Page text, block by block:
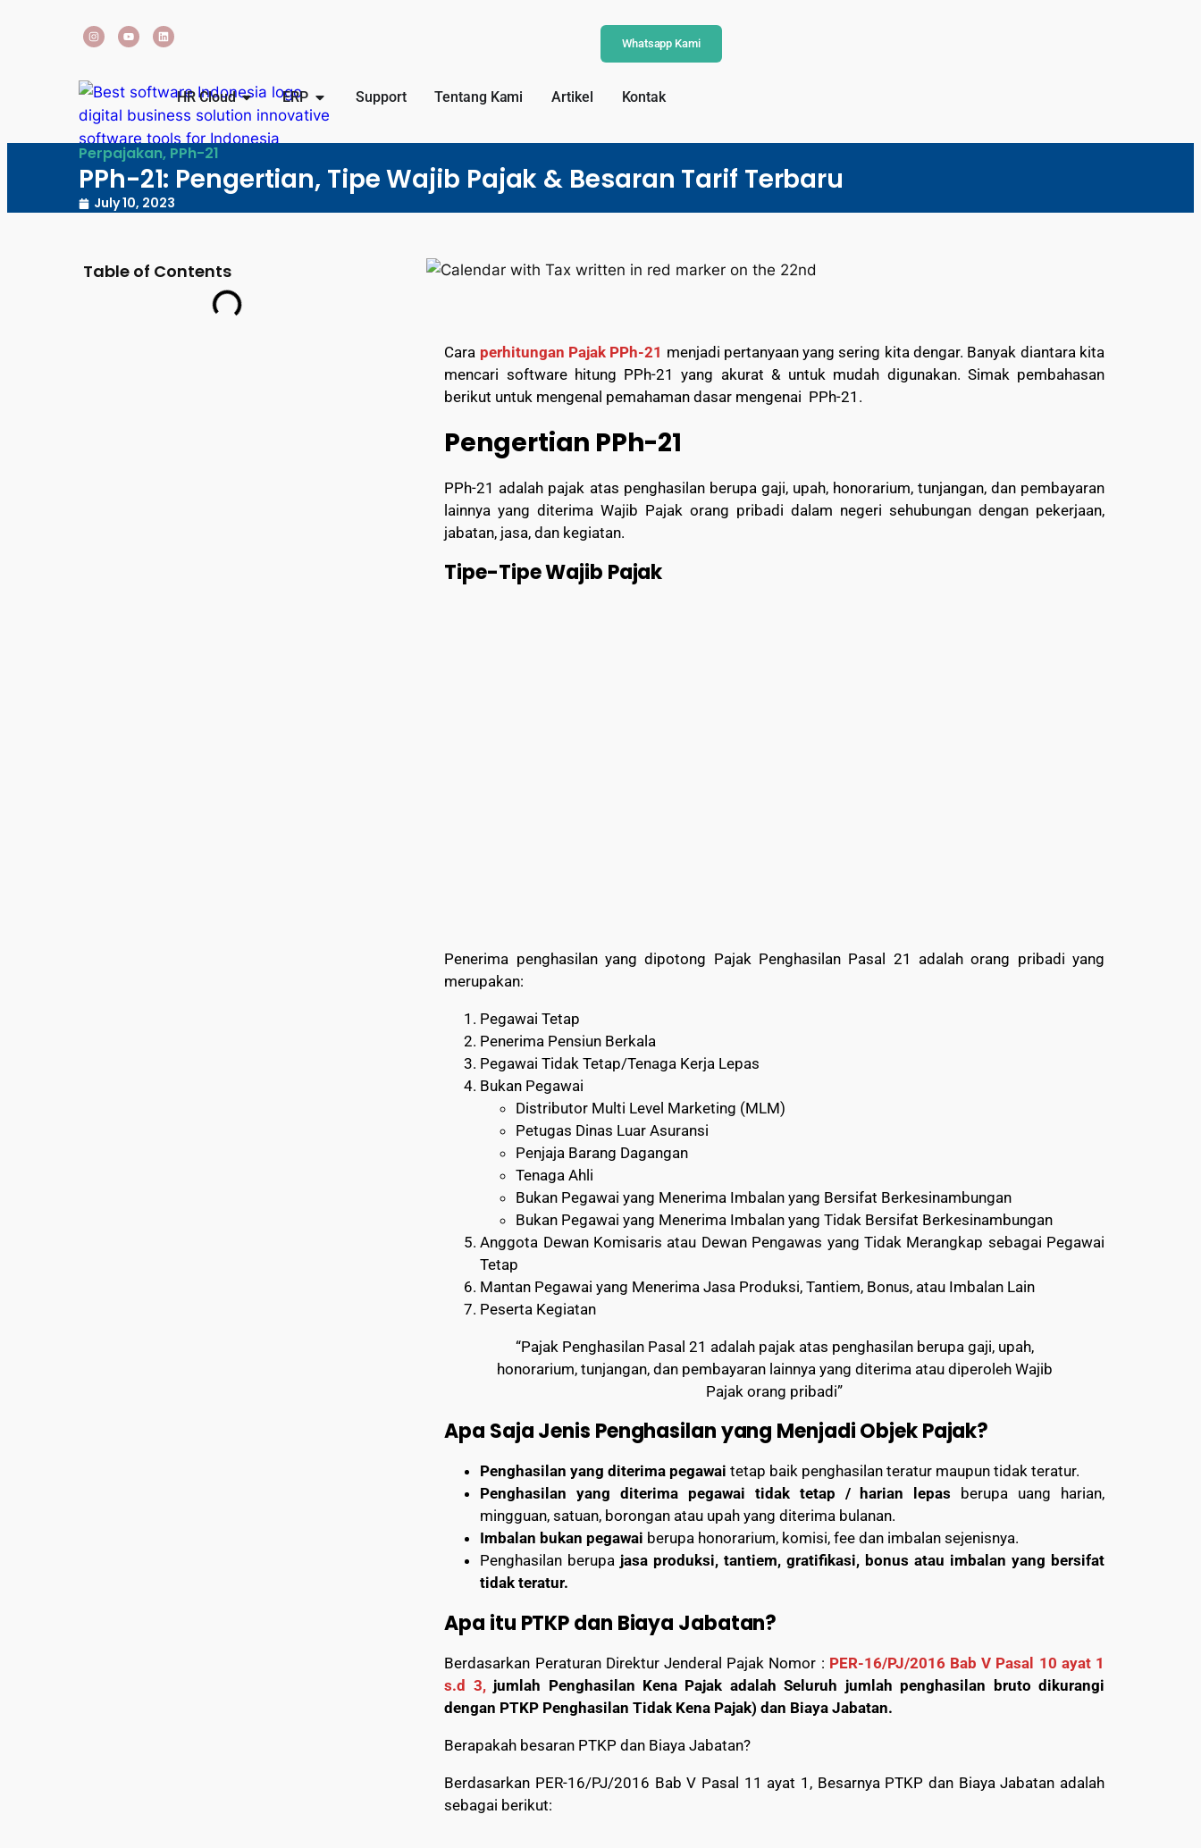
Whatsapp Kami
HR Cloud ERP Support Tentang Kami Artikel Kontak
Perpajakan, PPh-21
PPh-21: Pengertian, Tipe Wajib Pajak & Besaran Tarif Terbaru
July 10, 2023
Table of Contents
Cara perhitungan Pajak PPh-21 menjadi pertanyaan yang sering kita dengar. Banyak diantara kita
mencari software hitung PPh-21 yang akurat & untuk mudah digunakan. Simak pembahasan
berikut untuk mengenal pemahaman dasar mengenai PPh-21.
Pengertian PPh-21
PPh-21 adalah pajak atas penghasilan berupa gaji, upah, honorarium, tunjangan, dan pembayaran
lainnya yang diterima Wajib Pajak orang pribadi dalam negeri sehubungan dengan pekerjaan,
jabatan, jasa, dan kegiatan.
Tipe-Tipe Wajib Pajak
Penerima penghasilan yang dipotong Pajak Penghasilan Pasal 21 adalah orang pribadi yang
merupakan:
Pegawai Tetap
Penerima Pensiun Berkala
Pegawai Tidak Tetap/Tenaga Kerja Lepas
Bukan Pegawai
Distributor Multi Level Marketing (MLM)
Petugas Dinas Luar Asuransi
Penjaja Barang Dagangan
Tenaga Ahli
Bukan Pegawai yang Menerima Imbalan yang Bersifat Berkesinambungan
Bukan Pegawai yang Menerima Imbalan yang Tidak Bersifat Berkesinambungan
Anggota Dewan Komisaris atau Dewan Pengawas yang Tidak Merangkap sebagai Pegawai
Tetap
Mantan Pegawai yang Menerima Jasa Produksi, Tantiem, Bonus, atau Imbalan Lain
Peserta Kegiatan
“Pajak Penghasilan Pasal 21 adalah pajak atas penghasilan berupa gaji, upah,
honorarium, tunjangan, dan pembayaran lainnya yang diterima atau diperoleh Wajib
Pajak orang pribadi”
Apa Saja Jenis Penghasilan yang Menjadi Objek Pajak?
Penghasilan yang diterima pegawai tetap baik penghasilan teratur maupun tidak teratur.
Penghasilan yang diterima pegawai tidak tetap / harian lepas berupa uang harian,
mingguan, satuan, borongan atau upah yang diterima bulanan.
Imbalan bukan pegawai berupa honorarium, komisi, fee dan imbalan sejenisnya.
Penghasilan berupa jasa produksi, tantiem, gratifikasi, bonus atau imbalan yang bersifat
tidak teratur.
Apa itu PTKP dan Biaya Jabatan?
Berdasarkan Peraturan Direktur Jenderal Pajak Nomor : PER-16/PJ/2016 Bab V Pasal 10 ayat 1
s.d 3,jumlah Penghasilan Kena Pajak adalah Seluruh jumlah penghasilan bruto dikurangi
dengan PTKP Penghasilan Tidak Kena Pajak) dan Biaya Jabatan.
Berapakah besaran PTKP dan Biaya Jabatan?
Berdasarkan PER-16/PJ/2016 Bab V Pasal 11 ayat 1, Besarnya PTKP dan Biaya Jabatan adalah
sebagai berikut: